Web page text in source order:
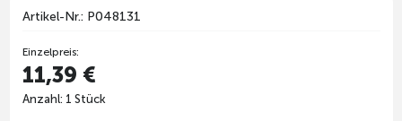
Artikel-Nr.: P048131
Einzelpreis:
11,39 €
Anzahl: 1 Stück